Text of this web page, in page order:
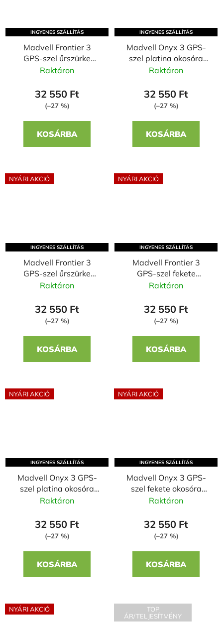
INGYENES SZÁLLÍTÁS
Madvell Frontier 3
GPS-szel űrszürke
okosóra narancssárga
szíjjal
Raktáron
32 550 Ft
(–27 %)
KOSÁRBA
INGYENES SZÁLLÍTÁS
Madvell Onyx 3 GPS-
szel platina okosóra
bőr szíjjal + szilikon
Raktáron
32 550 Ft
(–27 %)
KOSÁRBA
NYÁRI AKCIÓ
INGYENES SZÁLLÍTÁS
Madvell Frontier 3
GPS-szel űrszürke
okosóra szilikon szíjjal
Raktáron
32 550 Ft
(–27 %)
KOSÁRBA
NYÁRI AKCIÓ
INGYENES SZÁLLÍTÁS
Madvell Frontier 3
GPS-szel fekete
okosóra szilikon szíjjal
Raktáron
32 550 Ft
(–27 %)
KOSÁRBA
NYÁRI AKCIÓ
INGYENES SZÁLLÍTÁS
Madvell Onyx 3 GPS-
szel platina okosóra
narancssárga szilikon
Raktáron
32 550 Ft
(–27 %)
KOSÁRBA
NYÁRI AKCIÓ
INGYENES SZÁLLÍTÁS
Madvell Onyx 3 GPS-
szel fekete okosóra
narancssárga szilikon
Raktáron
32 550 Ft
(–27 %)
KOSÁRBA
NYÁRI AKCIÓ
TOP
ÁR/TELJESÍTMÉNY